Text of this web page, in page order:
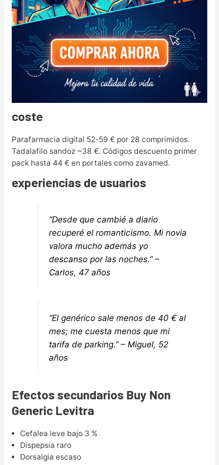
coste
Parafarmacia digital 52-59 € por 28 comprimidos.
Tadalafilo sandoz ~38 €. Códigos descuento primer
pack hasta 44 € en portales como zavamed.
experiencias de usuarios
“Desde que cambié a diario
recuperé el romanticismo. Mi novia
valora mucho además yo
descanso por las noches.” –
Carlos, 47 años
“El genérico sale menos de 40 € al
mes; me cuesta menos que mi
tarifa de parking.” – Miguel, 52
años
Efectos secundarios Buy Non
Generic Levitra
Cefalea leve bajo 3 %
Dispepsia raro
Dorsalgia escaso